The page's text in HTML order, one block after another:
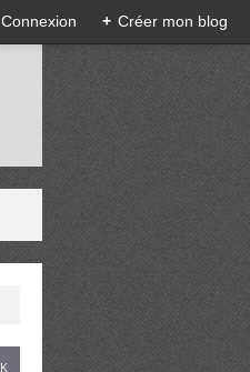
Connexion + Créer mon blog